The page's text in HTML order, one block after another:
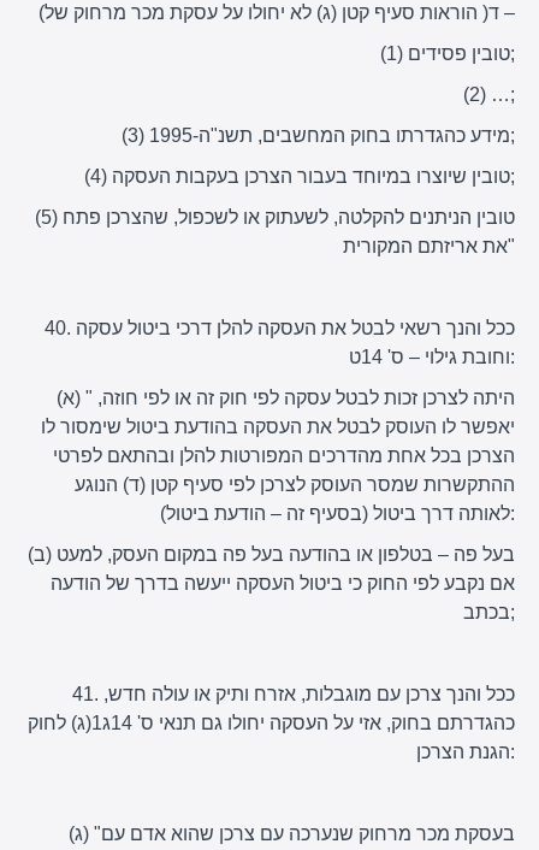
(ד( הוראות סעיף קטן (ג) לא יחולו על עסקת מכר מרחוק של –
(1) טובין פסידים;
(2) …;
(3) מידע כהגדרתו בחוק המחשבים, תשנ"ה-1995;
(4) טובין שיוצרו במיוחד בעבור הצרכן בעקבות העסקה;
(5) טובין הניתנים להקלטה, לשעתוק או לשכפול, שהצרכן פתח
את אריזתם המקורית"
40. ככל והנך רשאי לבטל את העסקה להלן דרכי ביטול עסקה
וחובת גילוי – ס' 14ט:
(א) " היתה לצרכן זכות לבטל עסקה לפי חוק זה או לפי חוזה,
יאפשר לו העוסק לבטל את העסקה בהודעת ביטול שימסור לו
הצרכן בכל אחת מהדרכים המפורטות להלן ובהתאם לפרטי
ההתקשרות שמסר העוסק לצרכן לפי סעיף קטן (ד) הנוגע
לאותה דרך ביטול (בסעיף זה – הודעת ביטול):
(ב) בעל פה – בטלפון או בהודעה בעל פה במקום העסק, למעט
אם נקבע לפי החוק כי ביטול העסקה ייעשה בדרך של הודעה
בכתב;
41. ככל והנך צרכן עם מוגבלות, אזרח ותיק או עולה חדש,
כהגדרתם בחוק, אזי על העסקה יחולו גם תנאי ס' 14ג1(ג) לחוק
הגנת הצרכן:
(ג) "בעסקת מכר מרחוק שנערכה עם צרכן שהוא אדם עם